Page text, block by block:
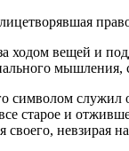
ходом вещей и
мышления,
символом
старое и
своего, невзирая